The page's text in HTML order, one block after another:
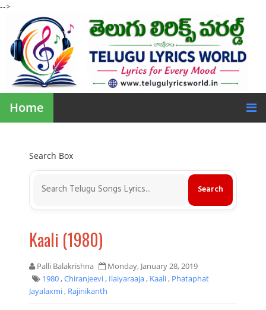
-->
Home
Search Box
Kaali (1980)
Palli Balakrishna
Monday, January 28, 2019
1980,Chiranjeevi, Ilaiyaraaja, Kaali, Phataphat
Jayalaxmi, Rajinikanth